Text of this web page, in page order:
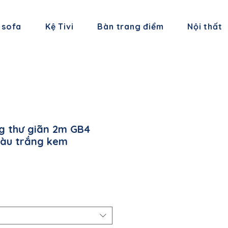
sofa Kệ Tivi Bàn trang điểm Nội thất
thư giãn 2m GB4
trắng kem